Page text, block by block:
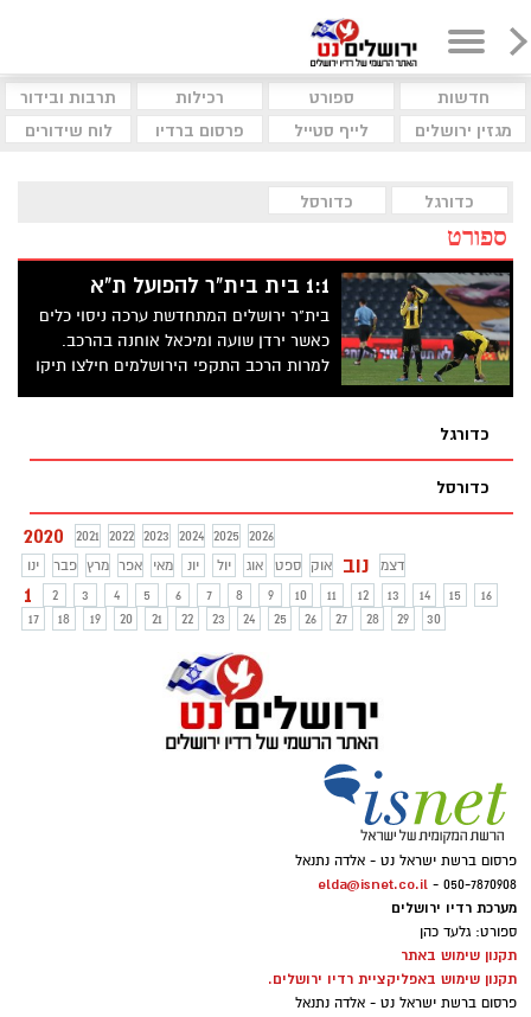
חדשות ספורט רכילות
תרבות ובידור
מגזין ירושלים
לייף סטייל פרסום ברדיו לוח שידורים
כדורגל כדורסל
ספורט
1:1 בית בית"ר להפועל ת"א
בית"ר ירושלים המתחדשת ערכה ניסוי כלים
כאשר ירדן שועה ומיכאל אוחנה בהרכב.
למרות הרכב התקפי הירושלמים חילצו תיקו
כדורגל
כדורסל
2020 2021 2022 2023 2024 2025
2026
ינו
פבר מרץ אפר מאי יונ יול אוג ספט אוק נוב דצמ
1 2 3 4 5 6 7 8 9 10 11 12 13 14 15
16
17
18 19 20 21 22 23 24 25 26 27 28 29 30
פרסום ברשת ישראל נט - אלדה נתנאל
050-7870908 -
elda@isnet.co.il
מערכת רדיו ירושלים
ספורט: גלעד כהן
תקנון שימוש באתר
תקנון שימוש באפליקציית רדיו ירושלים.
פרסום ברשת ישראל נט - אלדה נתנאל